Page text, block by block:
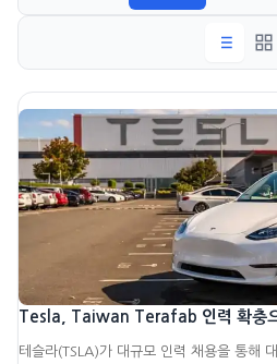
Tesla, Taiwan Terafab 인력 확충
테슬라(TSLA)가 대규모 인력 채용을 통해